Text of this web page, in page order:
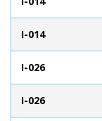
I-014
I-026
I-026